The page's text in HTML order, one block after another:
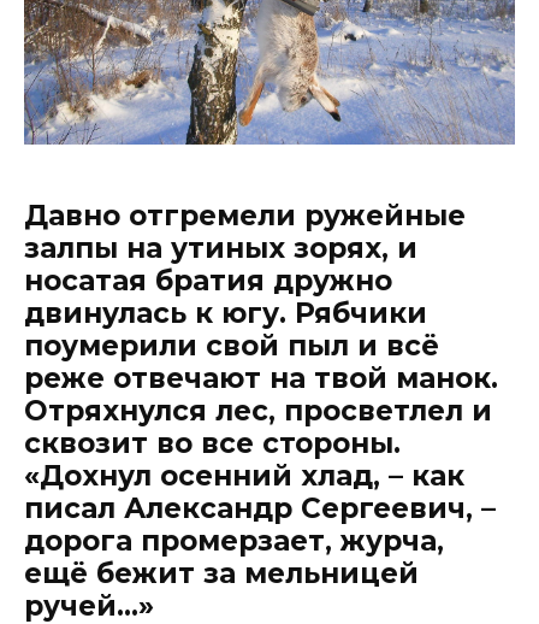
Давно отгремели ружейные
залпы на утиных зорях, и
носатая братия дружно
двинулась к югу. Рябчики
поумерили свой пыл и всё
реже отвечают на твой манок.
Отряхнулся лес, просветлел и
сквозит во все стороны.
«Дохнул осенний хлад, – как
писал Александр Сергеевич, –
дорога промерзает, журча,
ещё бежит за мельницей
ручей…»